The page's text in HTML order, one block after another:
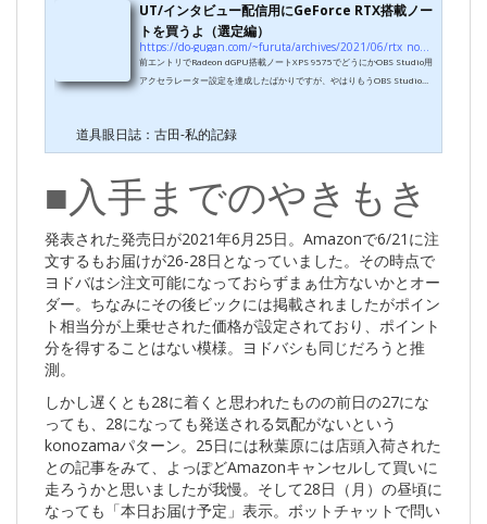
UT/インタビュー配信用にGeForce RTX搭載ノー
トを買うよ（選定編）
https://do-gugan.com/~furuta/archives/2021/06/rtx_notepc.html
前エントリでRadeon dGPU搭載ノートXPS 9575でどうにかOBS Studio用
アクセラレーター設定を達成したばかりですが、やはりもうOBS Studio使
が、NVidia側が積極的にOBSと積極的にコラボしてNVENCのチューニン
グを進めているというアピールをしていました。一般にハードウェアエン
この記事ではもはやx264のリアルタイムエンコー...
道具眼日誌：古田-私的記録
■入手までのやきもき
発表された発売日が2021年6月25日。Amazonで6/21に注
文するもお届けが26-28日となっていました。その時点で
ヨドバはシ注文可能になっておらずまぁ仕方ないかとオー
ダー。ちなみにその後ビックには掲載されましたがポイン
ト相当分が上乗せされた価格が設定されており、ポイント
分を得することはない模様。ヨドバシも同じだろうと推
測。
しかし遅くとも28に着くと思われたものの前日の27にな
っても、28になっても発送される気配がないという
konozamaパターン。25日には秋葉原には店頭入荷された
との記事をみて、よっぽどAmazonキャンセルして買いに
走ろうかと思いましたが我慢。そして28日（月）の昼頃に
なっても「本日お届け予定」表示。ボットチャットで問い